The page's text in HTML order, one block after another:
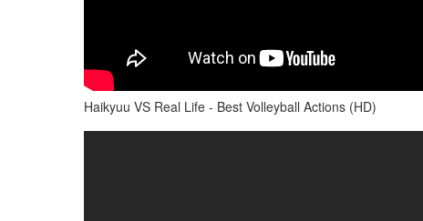
Haikyuu VS Real Life - Best Volleyball Actions (HD)